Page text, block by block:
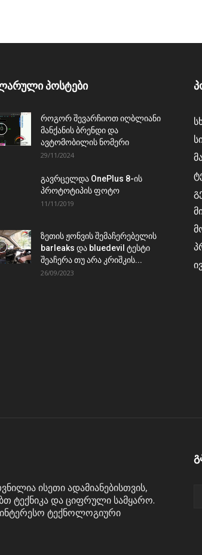
პოსტები
როგორ შევარჩიოთ იღბლიანი
მანქანის ბრენდი და
ავტომობილის ნომერი
29/11/2024
გავრცელდა OnePlus 8-ის
პროტოტიპის ფოტო
11/11/2019
ზეთის ჟონვის შემაჩერებელის
barleaks და bluedevil ტესტი
შეაჩერა თუ არა კრიშკის...
26/09/2023
ისეთი ადამიანებისთვის,
ტექნიკა და ციფრული სამყარო.
ტექნოლოგიური